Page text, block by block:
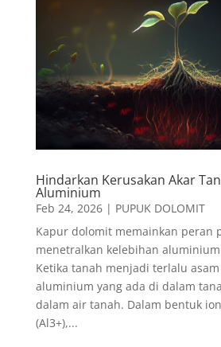
Hindarkan Kerusakan Akar
Aluminium
Feb 24, 2026| PUPUK DOLOMIT
Kapur dolomit memainkan peran
menetralkan kelebihan
Ketika tanah menjadi terlalu
aluminium yang ada di dalam
dalam air tanah. Dalam bentuk
(Al3+),...